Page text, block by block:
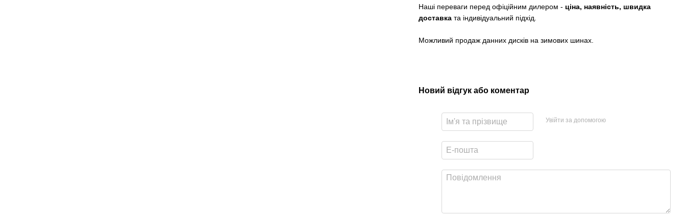
Наші переваги перед офіційним дилером - ціна, наявність, швидка
доставка та індивідуальний підхід.
Можливий продаж данних дисків на зимових шинах.
Новий відгук або коментар
Увійти за допомогою